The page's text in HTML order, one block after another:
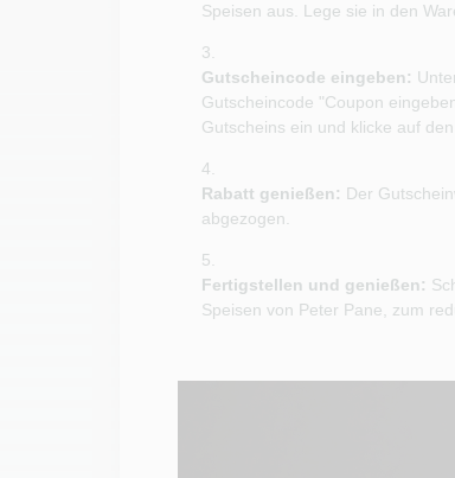
Speisen aus. Lege sie in den
Gutscheincode eingeben:
Gutscheincode "Coupon
Gutscheins ein und klicke auf den
Rabatt genießen: Der
abgezogen.
Fertigstellen und genießen:
Speisen von Peter Pane, zum